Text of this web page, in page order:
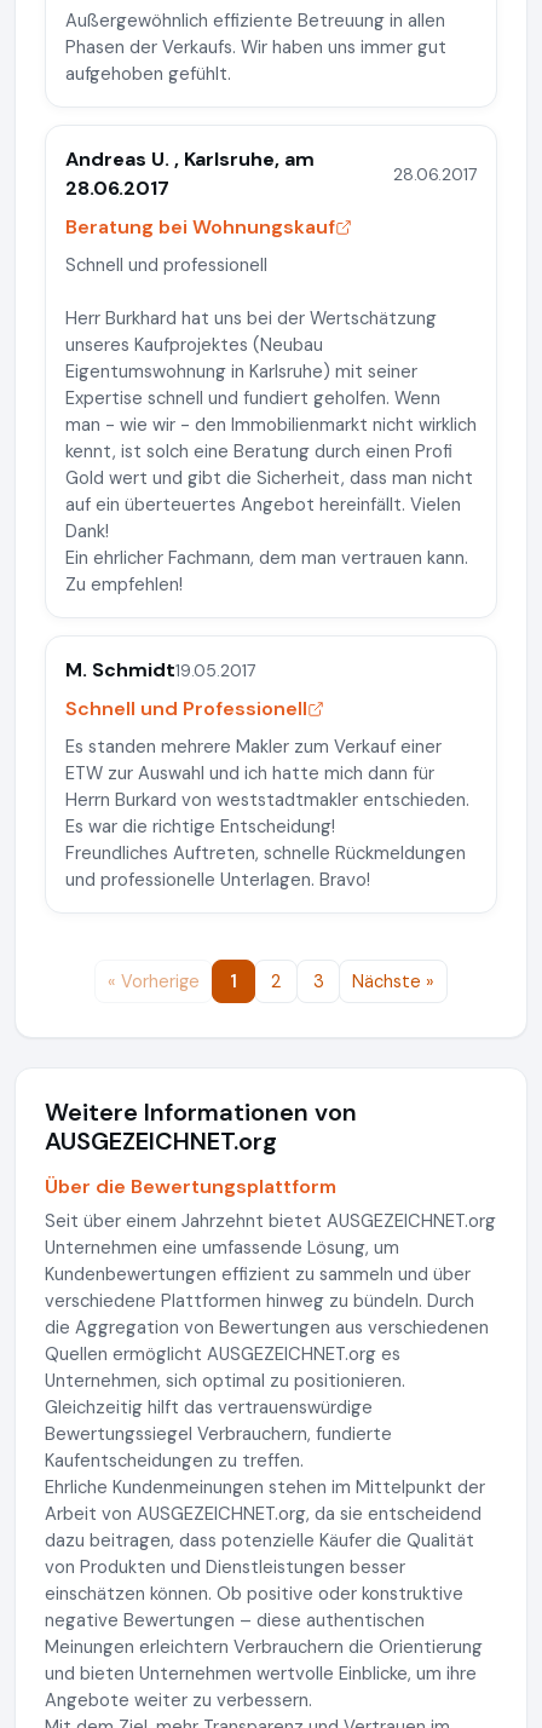
Außergewöhnlich effiziente Betreuung in allen
Phasen der Verkaufs. Wir haben uns immer gut
aufgehoben gefühlt.
Andreas U. , Karlsruhe, am
28.06.2017
28.06.2017
Beratung bei Wohnungskauf
Schnell und professionell
Herr Burkhard hat uns bei der Wertschätzung
unseres Kaufprojektes (Neubau
Eigentumswohnung in Karlsruhe) mit seiner
Expertise schnell und fundiert geholfen. Wenn
man - wie wir - den Immobilienmarkt nicht wirklich
kennt, ist solch eine Beratung durch einen Profi
Gold wert und gibt die Sicherheit, dass man nicht
auf ein überteuertes Angebot hereinfällt. Vielen
Dank!
Ein ehrlicher Fachmann, dem man vertrauen kann.
Zu empfehlen!
M. Schmidt19.05.2017
Schnell und Professionell
Es standen mehrere Makler zum Verkauf einer
ETW zur Auswahl und ich hatte mich dann für
Herrn Burkard von weststadtmakler entschieden.
Es war die richtige Entscheidung!
Freundliches Auftreten, schnelle Rückmeldungen
und professionelle Unterlagen. Bravo!
« Vorherige 1 2 3 Nächste »
Weitere Informationen von
AUSGEZEICHNET.org
Über die Bewertungsplattform
Seit über einem Jahrzehnt bietet AUSGEZEICHNET.org
Unternehmen eine umfassende Lösung, um
Kundenbewertungen effizient zu sammeln und über
verschiedene Plattformen hinweg zu bündeln. Durch
die Aggregation von Bewertungen aus verschiedenen
Quellen ermöglicht AUSGEZEICHNET.org es
Unternehmen, sich optimal zu positionieren.
Gleichzeitig hilft das vertrauenswürdige
Bewertungssiegel Verbrauchern, fundierte
Kaufentscheidungen zu treffen.
Ehrliche Kundenmeinungen stehen im Mittelpunkt der
Arbeit von AUSGEZEICHNET.org, da sie entscheidend
dazu beitragen, dass potenzielle Käufer die Qualität
von Produkten und Dienstleistungen besser
einschätzen können. Ob positive oder konstruktive
negative Bewertungen – diese authentischen
Meinungen erleichtern Verbrauchern die Orientierung
und bieten Unternehmen wertvolle Einblicke, um ihre
Angebote weiter zu verbessern.